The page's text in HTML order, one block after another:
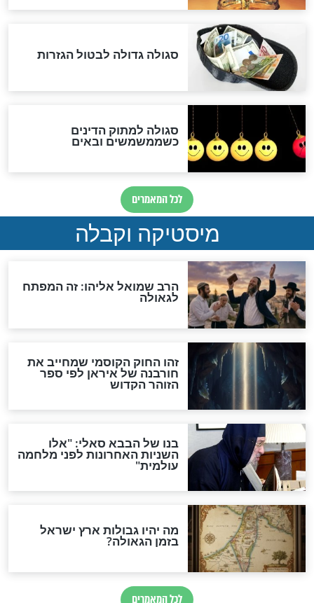
שורדת השואה שחוגגת 100:
"מודה לקב"ה על כל השנים"
לכל המאמרים
אחרית הימים
האם אפשר לחשב את הקץ?
מה יהיה בימות המשיח?
"לפני הגאולה תהיה אפיקורסות
והכחשה גדולה מאוד של
האמונה"
האם לאחר בוא המשיח יהיה
אפשר לחזור בתשובה?